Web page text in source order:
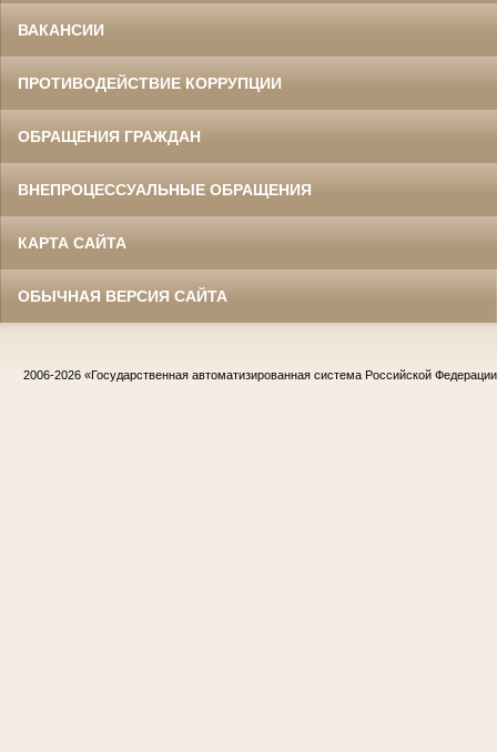
ВАКАНСИИ
ПРОТИВОДЕЙСТВИЕ КОРРУПЦИИ
ОБРАЩЕНИЯ ГРАЖДАН
ВНЕПРОЦЕССУАЛЬНЫЕ ОБРАЩЕНИЯ
КАРТА САЙТА
ОБЫЧНАЯ ВЕРСИЯ САЙТА
2006-2026 «Государственная автоматизированная система Российской